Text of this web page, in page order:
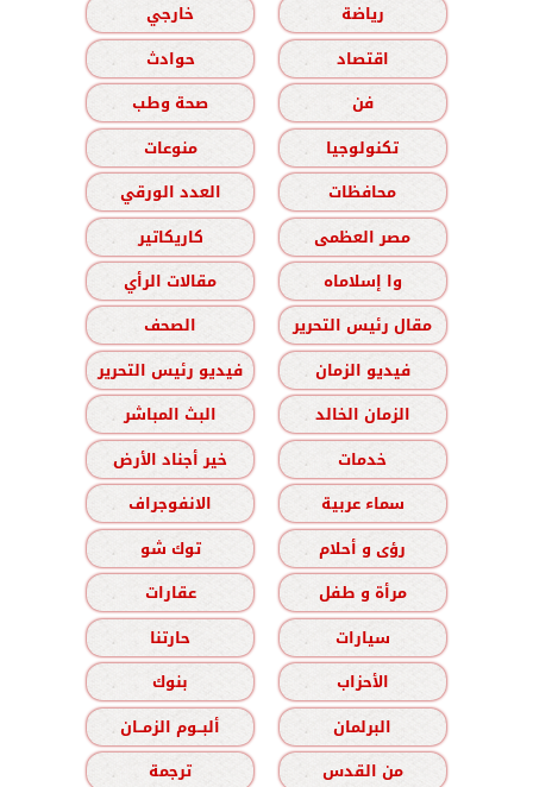
رياضة
خارجي
اقتصاد
حوادث
فن
صحة وطب
تكنولوجيا
منوعات
محافظات
العدد الورقي
مصر العظمى
كاريكاتير
وا إسلاماه
مقالات الرأي
مقال رئيس التحرير
الصحف
فيديو الزمان
فيديو رئيس التحرير
الزمان الخالد
البث المباشر
خدمات
خير أجناد الأرض
سماء عربية
الانفوجراف
رؤى و أحلام
توك شو
مرأة و طفل
عقارات
سيارات
حارتنا
الأحزاب
بنوك
البرلمان
ألبــوم الزمــان
من القدس
ترجمة